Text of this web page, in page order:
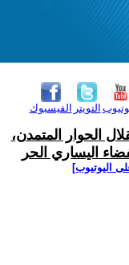
الفيسبوك التويتر
الحوار المتمدن،
اليساري الحر
اليوتيوب]